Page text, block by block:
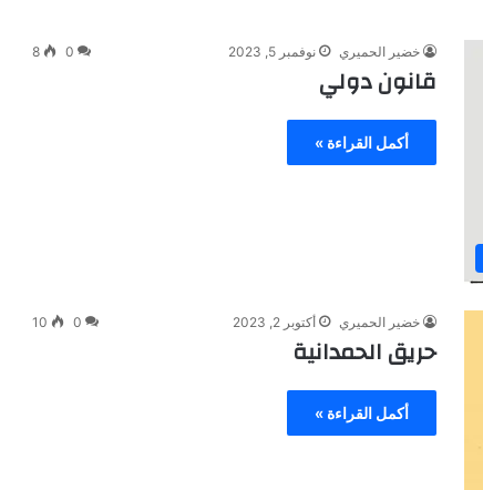
خضير الحميري نوفمبر 5, 2023 0
8
قانون دولي
أكمل القراءة »
خضير الحميري أكتوبر 2, 2023 0
10
حريق الحمدانية
أكمل القراءة »